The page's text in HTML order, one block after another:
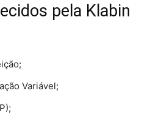
pela Klabin
Variável;